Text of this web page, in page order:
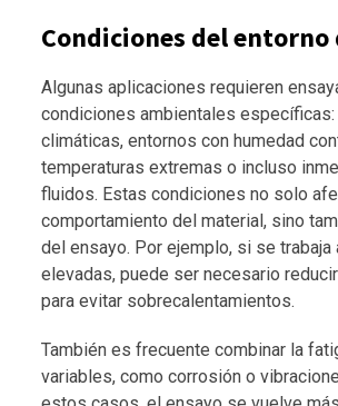
Condiciones del entorno
Algunas aplicaciones requieren
condiciones ambientales específicas:
climáticas, entornos con humedad
temperaturas extremas o incluso
fluidos. Estas condiciones no solo
comportamiento del material, sino
del ensayo. Por ejemplo, si se trabaja
elevadas, puede ser necesario
para evitar sobrecalentamientos.
También es frecuente combinar la
variables, como corrosión o